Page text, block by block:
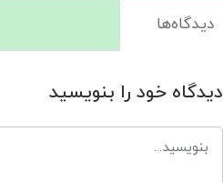
دیدگاه‌ها
دیدگاه خود را بنویسید